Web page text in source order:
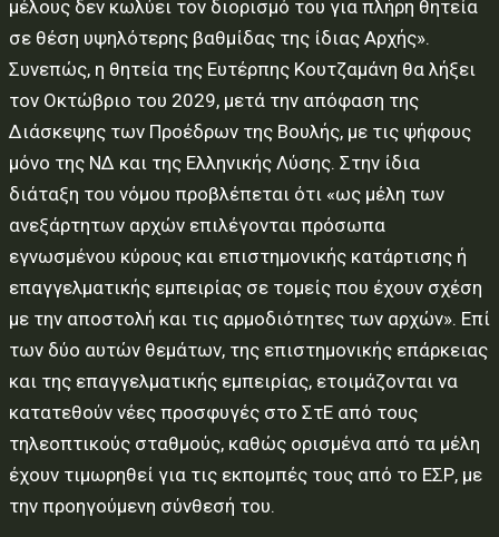
μέλους δεν κωλύει τον διορισμό του για πλήρη θητεία
σε θέση υψηλότερης βαθμίδας της ίδιας Αρχής».
Συνεπώς, η θητεία της Ευτέρπης Κουτζαμάνη θα λήξει
τον Οκτώβριο του 2029, μετά την απόφαση της
Διάσκεψης των Προέδρων της Βουλής, με τις ψήφους
μόνο της ΝΔ και της Ελληνικής Λύσης. Στην ίδια
διάταξη του νόμου προβλέπεται ότι «ως μέλη των
ανεξάρτητων αρχών επιλέγονται πρόσωπα
εγνωσμένου κύρους και επιστημονικής κατάρτισης ή
επαγγελματικής εμπειρίας σε τομείς που έχουν σχέση
με την αποστολή και τις αρμοδιότητες των αρχών». Επί
των δύο αυτών θεμάτων, της επιστημονικής επάρκειας
και της επαγγελματικής εμπειρίας, ετοιμάζονται να
κατατεθούν νέες προσφυγές στο ΣτΕ από τους
τηλεοπτικούς σταθμούς, καθώς ορισμένα από τα μέλη
έχουν τιμωρηθεί για τις εκπομπές τους από το ΕΣΡ, με
την προηγούμενη σύνθεσή του.